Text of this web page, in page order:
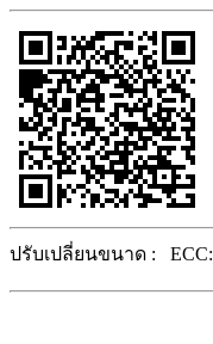
ปรับเปลี่ยนขนาด : ECC: